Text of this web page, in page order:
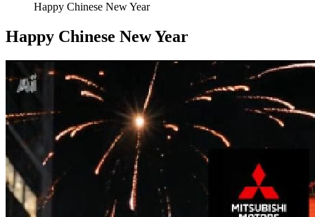
Happy Chinese New Year
Happy Chinese New Year